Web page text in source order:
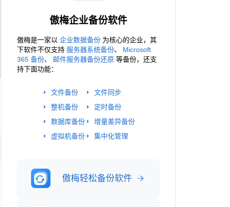
傲梅企业备份软件
傲梅是一家以 企业数据备份 为核心的企业，其
下软件不仅支持 服务器系统备份、 Microsoft
365 备份、 邮件服务器备份还原 等备份，还支
持下面功能：
文件备份
整机备份
数据库备份
虚拟机备份
文件同步
定时备份
增量差异备份
集中化管理
傲梅轻松备份软件